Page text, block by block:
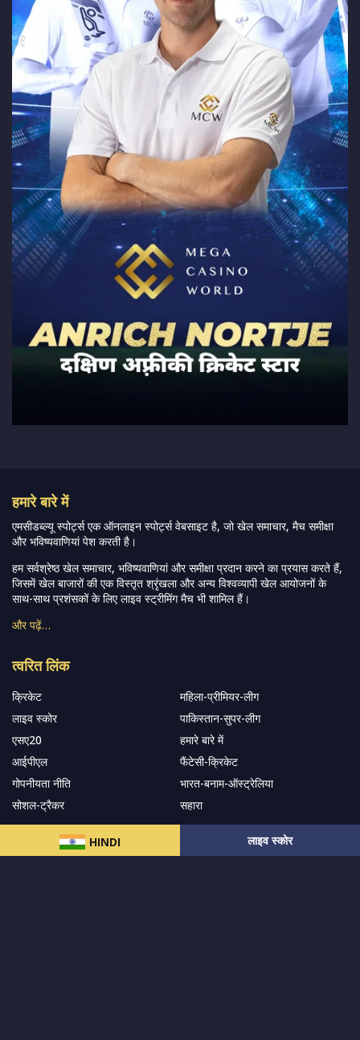
HINDI लाइव स्कोर
हमारे बारे में
एमसीडब्ल्यू स्पोर्ट्स एक ऑनलाइन स्पोर्ट्स वेबसाइट है, जो खेल समाचार, मैच समीक्षा
और भविष्यवाणियां पेश करती है।
हम सर्वश्रेष्ठ खेल समाचार, भविष्यवाणियां और समीक्षा प्रदान करने का प्रयास करते हैं,
जिसमें खेल बाजारों की एक विस्तृत श्रृंखला और अन्य विश्वव्यापी खेल आयोजनों के
साथ-साथ प्रशंसकों के लिए लाइव स्ट्रीमिंग मैच भी शामिल हैं।
और पढ़ें…
त्वरित लिंक
क्रिकेट
महिला-प्रीमियर-लीग
लाइव स्कोर
पाकिस्तान-सुपर-लीग
एसए20
हमारे बारे में
आईपीएल
फैंटेसी-क्रिकेट
गोपनीयता नीति
भारत-बनाम-ऑस्ट्रेलिया
सोशल-ट्रैकर
सहारा
हमारे समाचार पत्र के सदस्य बनें